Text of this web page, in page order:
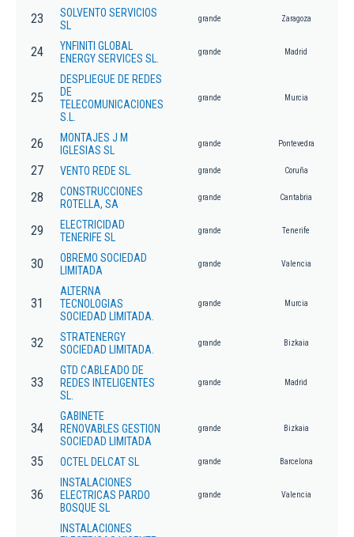
23
SOLVENTO SERVICIOS
SL
grande Zaragoza
24
YNFINITI GLOBAL
ENERGY SERVICES SL.
grande Madrid
25
DESPLIEGUE DE REDES
DE
TELECOMUNICACIONES
S.L.
grande Murcia
26
MONTAJES J M
IGLESIAS SL
grande Pontevedra
27 VENTO REDE SL. grande Coruña
28
CONSTRUCCIONES
ROTELLA, SA
grande Cantabria
29
ELECTRICIDAD
TENERIFE SL
grande Tenerife
30
OBREMO SOCIEDAD
LIMITADA
grande Valencia
31
ALTERNA
TECNOLOGIAS
SOCIEDAD LIMITADA.
grande Murcia
32
STRATENERGY
SOCIEDAD LIMITADA.
grande Bizkaia
33
GTD CABLEADO DE
REDES INTELIGENTES
SL.
grande Madrid
34
GABINETE
RENOVABLES GESTION
SOCIEDAD LIMITADA
grande Bizkaia
35 OCTEL DELCAT SL grande Barcelona
36
INSTALACIONES
ELECTRICAS PARDO
BOSQUE SL
grande Valencia
INSTALACIONES